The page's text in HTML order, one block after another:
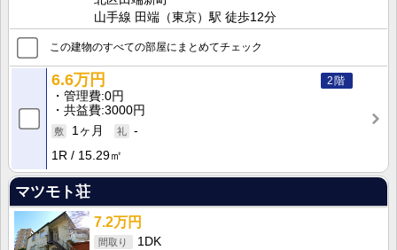
山手線 田端（東京）駅 徒歩12分
この建物のすべての部屋にまとめてチェック
2階
6.6万円
管理費 0円
共益費 3000円
1ヶ月
-
1R
15.29㎡
マツモト荘
7.2万円
1DK